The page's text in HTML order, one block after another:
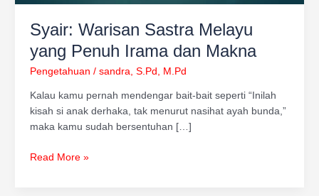
Syair: Warisan Sastra Melayu
yang Penuh Irama dan Makna
Pengetahuan / sandra, S.Pd, M.Pd
Kalau kamu pernah mendengar bait-bait seperti “Inilah
kisah si anak derhaka, tak menurut nasihat ayah bunda,”
maka kamu sudah bersentuhan […]
Read More »